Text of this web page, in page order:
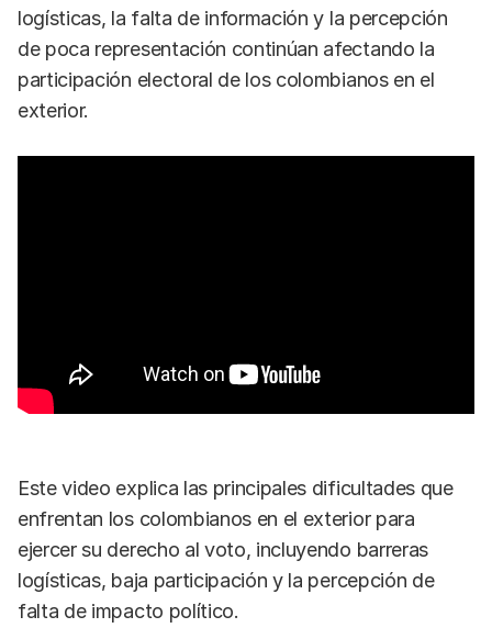
logísticas, la falta de información y la percepción
de poca representación continúan afectando la
participación electoral de los colombianos en el
exterior.
Este video explica las principales dificultades que
enfrentan los colombianos en el exterior para
ejercer su derecho al voto, incluyendo barreras
logísticas, baja participación y la percepción de
falta de impacto político.